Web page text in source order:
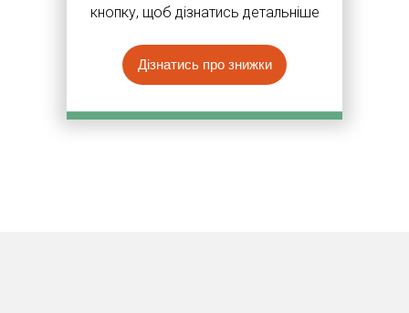
кнопку, щоб дізнатись детальніше
Дізнатись про знижки